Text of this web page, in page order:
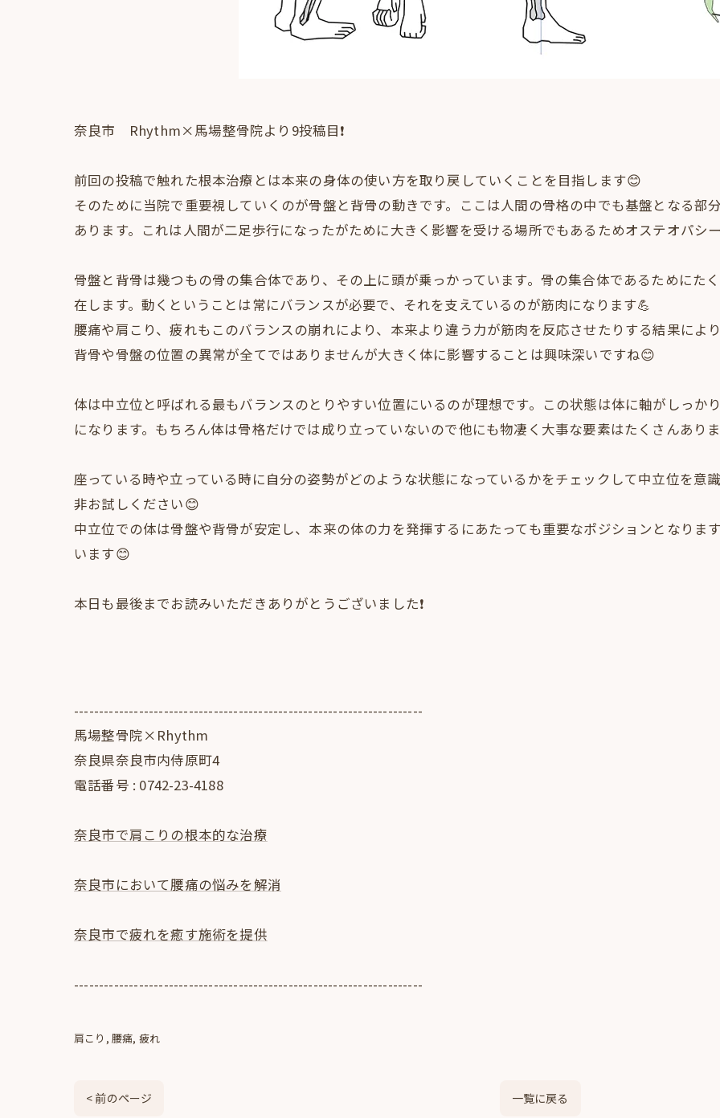
奈良市 Rhythm×馬場整骨院より9投稿目❗️
前回の投稿で触れた根本治療とは本来の身体の使い方を取り戻していくことを目指します😊
そのために当院で重要視していくのが骨盤と背骨の動きです。ここは人間の骨格の中でも基盤となる部
あります。これは人間が二足歩行になったがために大きく影響を受ける場所でもあるためオステオパシ
骨盤と背骨は幾つもの骨の集合体であり、その上に頭が乗っかっています。骨の集合体であるためにた
在します。動くということは常にバランスが必要で、それを支えているのが筋肉になります💪
腰痛や肩こり、疲れもこのバランスの崩れにより、本来より違う力が筋肉を反応させたりする結果によ
背骨や骨盤の位置の異常が全てではありませんが大きく体に影響することは興味深いですね😊
体は中立位と呼ばれる最もバランスのとりやすい位置にいるのが理想です。この状態は体に軸がしっか
になります。もちろん体は骨格だけでは成り立っていないので他にも物凄く大事な要素はたくさんあり
座っている時や立っている時に自分の姿勢がどのような状態になっているかをチェックして中立位を意
非お試しください😊
中立位での体は骨盤や背骨が安定し、本来の体の力を発揮するにあたっても重要なポジションとなりま
います😊
本日も最後までお読みいただきありがとうございました❗️
----------------------------------------------------------------------
馬場整骨院×Rhythm
奈良県奈良市内侍原町4
電話番号 : 0742-23-4188
奈良市で肩こりの根本的な治療
奈良市において腰痛の悩みを解消
奈良市で疲れを癒す施術を提供
----------------------------------------------------------------------
肩こり 腰痛 疲れ
< 前のページ 一覧に戻る